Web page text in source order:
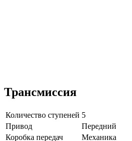
Трансмиссия
Количество ступеней 5
Привод
Передний
Коробка передач
Механика